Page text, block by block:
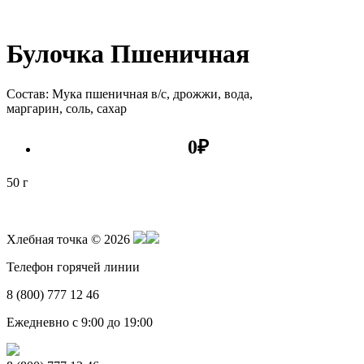
Булочка Пшеничная
Состав: Мука пшеничная в/c, дрожжи, вода,
маргарин, соль, сахар
0₽
50 г
Хлебная точка © 2026
Телефон горячей линии
8 (800) 777 12 46
Ежедневно с 9:00 до 19:00